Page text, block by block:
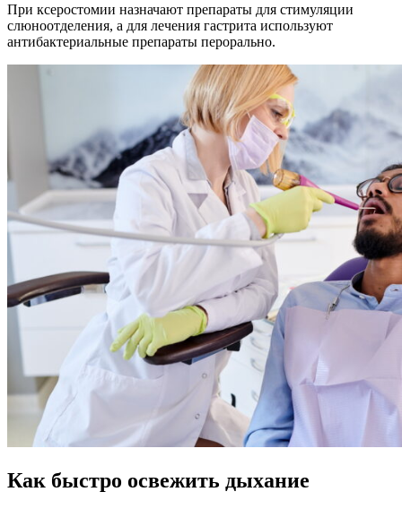
При ксеростомии назначают препараты для стимуляции
слюноотделения, а для лечения гастрита используют
антибактериальные препараты перорально.
Как быстро освежить дыхание